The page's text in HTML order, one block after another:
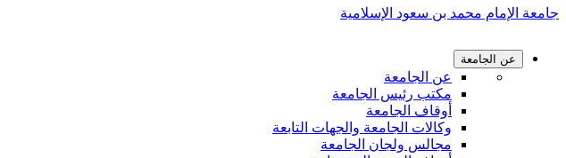
جامعة الإمام محمد بن سعود الإسلامية
عن الجامعة
عن الجامعة
مكتب رئيس الجامعة
أوقاف الجامعة
وكالات الجامعة والجهات التابعة
مجالس ولجان الجامعة